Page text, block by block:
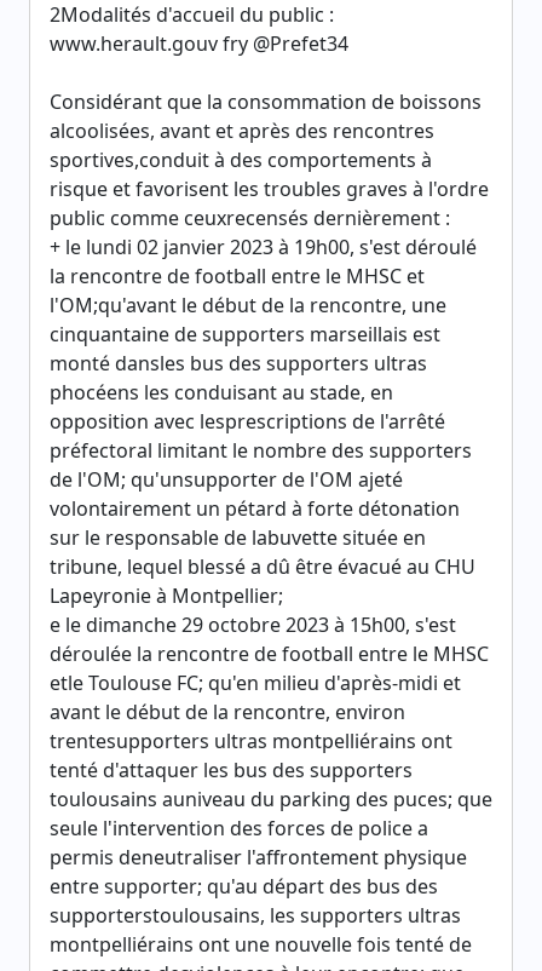
2Modalités d'accueil du public :
www.herault.gouv fry @Prefet34
Considérant que la consommation de boissons
alcoolisées, avant et après des rencontres
sportives,conduit à des comportements à
risque et favorisent les troubles graves à l'ordre
public comme ceuxrecensés dernièrement :
+ le lundi 02 janvier 2023 à 19h00, s'est déroulé
la rencontre de football entre le MHSC et
l'OM;qu'avant le début de la rencontre, une
cinquantaine de supporters marseillais est
monté dansles bus des supporters ultras
phocéens les conduisant au stade, en
opposition avec lesprescriptions de l'arrêté
préfectoral limitant le nombre des supporters
de l'OM; qu'unsupporter de l'OM ajeté
volontairement un pétard à forte détonation
sur le responsable de labuvette située en
tribune, lequel blessé a dû être évacué au CHU
Lapeyronie à Montpellier;
e le dimanche 29 octobre 2023 à 15h00, s'est
déroulée la rencontre de football entre le MHSC
etle Toulouse FC; qu'en milieu d'après-midi et
avant le début de la rencontre, environ
trentesupporters ultras montpelliérains ont
tenté d'attaquer les bus des supporters
toulousains auniveau du parking des puces; que
seule l'intervention des forces de police a
permis deneutraliser l'affrontement physique
entre supporter; qu'au départ des bus des
supporterstoulousains, les supporters ultras
montpelliérains ont une nouvelle fois tenté de